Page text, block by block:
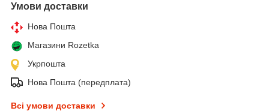
Умови доставки
Нова Пошта
Магазини Rozetka
Укрпошта
Нова Пошта (передплата)
Всі умови доставки